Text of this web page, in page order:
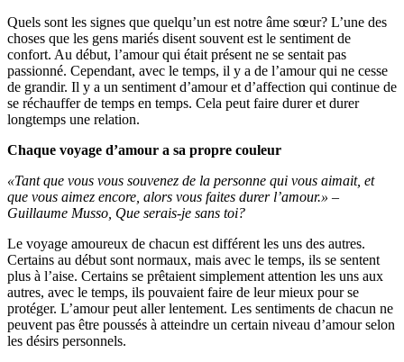
Quels sont les signes que quelqu’un est notre âme sœur? L’une des
choses que les gens mariés disent souvent est le sentiment de
confort. Au début, l’amour qui était présent ne se sentait pas
passionné. Cependant, avec le temps, il y a de l’amour qui ne cesse
de grandir. Il y a un sentiment d’amour et d’affection qui continue de
se réchauffer de temps en temps. Cela peut faire durer et durer
longtemps une relation.
Chaque voyage d’amour a sa propre couleur
«Tant que vous vous souvenez de la personne qui vous aimait, et
que vous aimez encore, alors vous faites durer l’amour.» –
Guillaume Musso, Que serais-je sans toi?
Le voyage amoureux de chacun est différent les uns des autres.
Certains au début sont normaux, mais avec le temps, ils se sentent
plus à l’aise. Certains se prêtaient simplement attention les uns aux
autres, avec le temps, ils pouvaient faire de leur mieux pour se
protéger. L’amour peut aller lentement. Les sentiments de chacun ne
peuvent pas être poussés à atteindre un certain niveau d’amour selon
les désirs personnels.